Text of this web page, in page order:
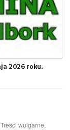
2026 roku.
Treści wulgarne,